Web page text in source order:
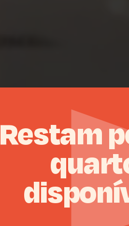
Restam